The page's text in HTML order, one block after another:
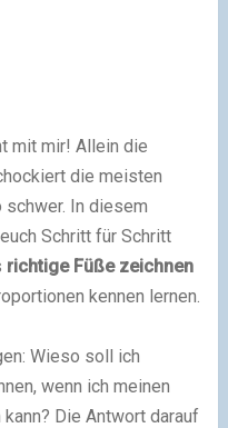
mit mir! Allein die
die meisten
schwer. In diesem
Schritt für Schritt
richtige Füße zeichnen
kennen lernen.
Wieso soll ich
wenn ich meinen
Die Antwort darauf